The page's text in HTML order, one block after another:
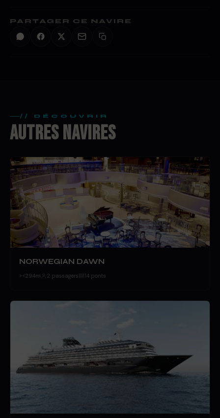
PARTAGER CE NAVIRE
// DÉCOUVRIR
AUTRES NAVIRES
NORWEGIAN DAWN
294m 2 passagers 14 ponts